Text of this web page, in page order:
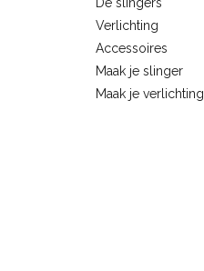
Verlichting
Accessoires
Maak je slinger
Maak je verlichting